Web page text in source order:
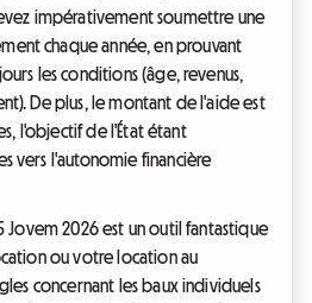
impérativement soumettre une
chaque année, en prouvant
les conditions (âge, revenus,
De plus, le montant de l'aide est
l'objectif de l'État étant
vers l'autonomie financière
Jovem 2026 est un outil fantastique
ou votre location au
concernant les baux individuels